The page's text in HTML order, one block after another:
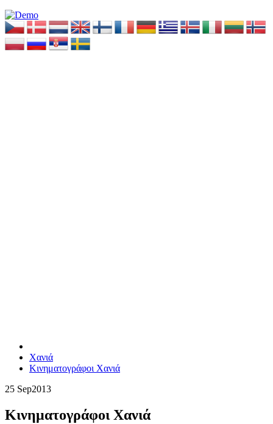
Χανιά
Κινηματογράφοι Χανιά
25 Sep2013
Κινηματογράφοι Χανιά